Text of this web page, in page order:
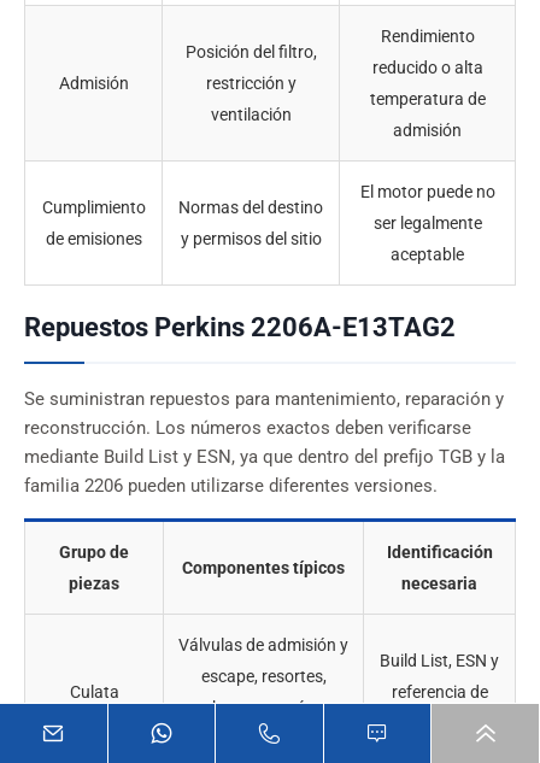
Admisión
Posición del filtro,
restricción y
ventilación
Rendimiento
reducido o alta
temperatura de
admisión
Cumplimiento
de emisiones
Normas del destino
y permisos del sitio
El motor puede no
ser legalmente
aceptable
Repuestos Perkins 2206A-E13TAG2
Se suministran repuestos para mantenimiento, reparación y
reconstrucción. Los números exactos deben verificarse
mediante Build List y ESN, ya que dentro del prefijo TGB y la
familia 2206 pueden utilizarse diferentes versiones.
Grupo de
piezas
Componentes típicos
Identificación
necesaria
Culata
Válvulas de admisión y
escape, resortes,
chavetas, guías,
asientos y sellos
Build List, ESN y
referencia de